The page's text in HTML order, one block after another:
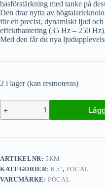
basförstärkning med tanke på
Den drar nytta av
för ett precist, dynamiskt ljud
effekthantering (35 Hz – 250 Hz).
Med den får du nya
2 i lager (kan restnoteras)
ARTIKELNR:5KM
KATEGORIER: 6.5", FOCAL
VARUMÄRKE:FOCAL